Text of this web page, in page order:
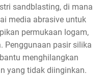
sandblasting, di mana
media abrasive untuk
permukaan logam,
Penggunaan pasir silika
menghilangkan
yang tidak diinginkan.